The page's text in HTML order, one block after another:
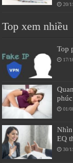
20/
Top xem nhiều
Top
17/
01/
EQ
30/